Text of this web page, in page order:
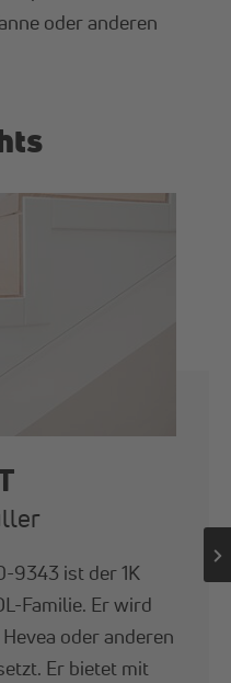
oder anderen
9343 ist der 1K
Familie. Er wird
oder anderen
Er bietet mit